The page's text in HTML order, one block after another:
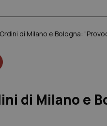
di Milano e Bologna:
di Milano e